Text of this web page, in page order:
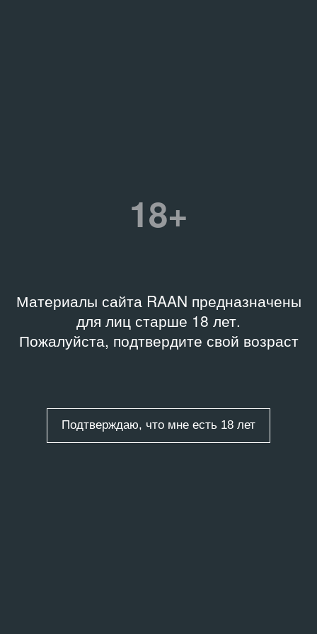
18+
Материалы сайта RAAN предназначены
для лиц старше 18 лет.
Пожалуйста, подтвердите свой возраст
Подтверждаю, что мне есть 18 лет